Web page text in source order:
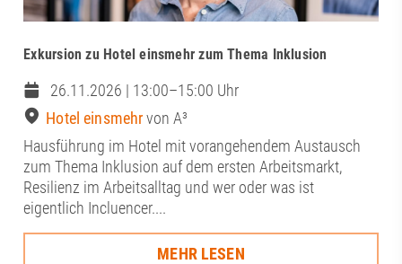
Exkursion zu Hotel einsmehr zum Thema Inklusion
26.11.2026 | 13:00–15:00 Uhr
Hotel einsmehrvon A³
Hausführung im Hotel mit vorangehendem Austausch
zum Thema Inklusion auf dem ersten Arbeitsmarkt,
Resilienz im Arbeitsalltag und wer oder was ist
eigentlich Incluencer....
MEHR LESEN